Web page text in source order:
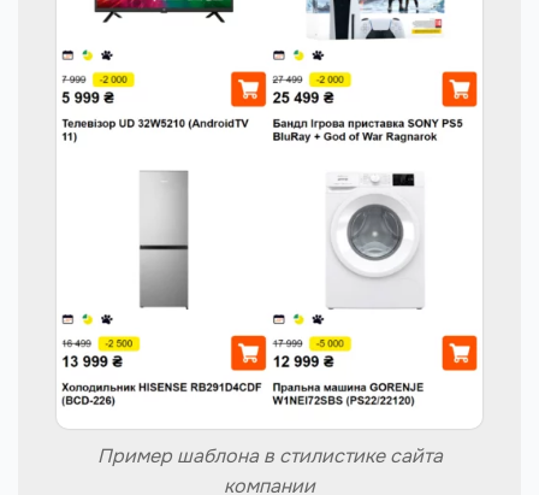
Пример шаблона в стилистике сайта
компании